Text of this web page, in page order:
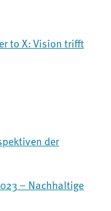
to X: Vision trifft
der
– Nachhaltige